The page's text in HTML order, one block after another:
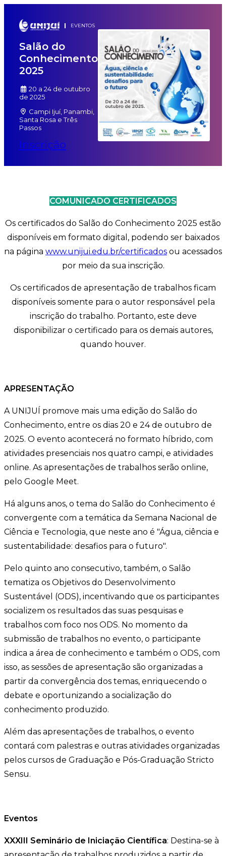
EVENTOS
Salão do
Conhecimento
2025
20 a 24 de outubro
de 2025
Campi Ijuí, Panambi,
Santa Rosa e Três
Passos
Inscrição
COMUNICADO CERTIFICADOS
Os certificados do Salão do Conhecimento 2025 estão
disponíveis em formato digital, podendo ser baixados
na página www.unijui.edu.br/certificados ou acessados
por meio da sua inscrição.
Os certificados de apresentação de trabalhos ficam
disponíveis somente para o autor responsável pela
inscrição do trabalho. Portanto, este deve
disponibilizar o certificado para os demais autores,
quando houver.
APRESENTAÇÃO
A UNIJUÍ promove mais uma edição do Salão do
Conhecimento, entre os dias 20 e 24 de outubro de
2025. O evento acontecerá no formato híbrido, com
atividades presenciais nos quatro campi, e atividades
online. As apresentações de trabalhos serão online,
pelo Google Meet.
Há alguns anos, o tema do Salão do Conhecimento é
convergente com a temática da Semana Nacional de
Ciência e Tecnologia, que neste ano é "Água, ciência e
sustentabilidade: desafios para o futuro".
Pelo quinto ano consecutivo, também, o Salão
tematiza os Objetivos do Desenvolvimento
Sustentável (ODS), incentivando que os participantes
socializem os resultados das suas pesquisas e
trabalhos com foco nos ODS. No momento da
submissão de trabalhos no evento, o participante
indica a área de conhecimento e também o ODS, com
isso, as sessões de apresentação são organizadas a
partir da convergência dos temas, enriquecendo o
debate e oportunizando a socialização do
conhecimento produzido.
Além das apresentações de trabalhos, o evento
contará com palestras e outras atividades organizadas
pelos cursos de Graduação e Pós-Graduação Stricto
Sensu.
Eventos
XXXIII Seminário de Iniciação Científica: Destina-se à